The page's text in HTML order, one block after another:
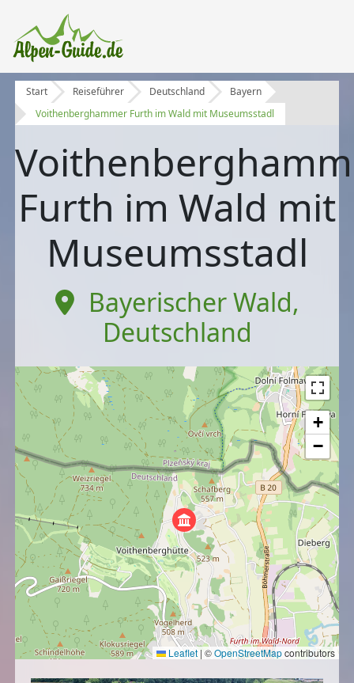
Start Reiseführer Deutschland
Bayern
Voithenberghammer Furth im Wald mit Museumsstadl
Furth im Wald mit
Museumsstadl
Bayerischer Wald,
Deutschland
+
−
Leaflet | ©OpenStreetMapcontributors